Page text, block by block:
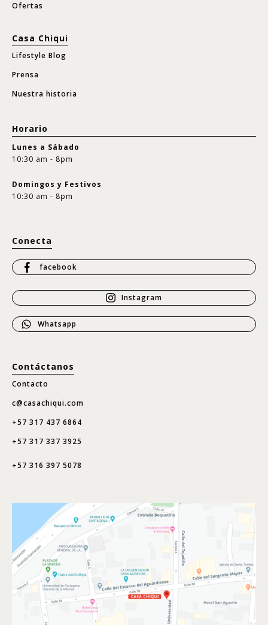
Ofertas
Casa Chiqui
Lifestyle Blog
Prensa
Nuestra historia
Horario
Lunes a Sábado
10:30 am - 8pm
Domingos y Festivos
10:30 am - 8pm
Conecta
facebook
Instagram
Whatsapp
Contáctanos
Contacto
c@casachiqui.com
+57 317 437 6864
+57 317 337 3925
+57 316 397 5078